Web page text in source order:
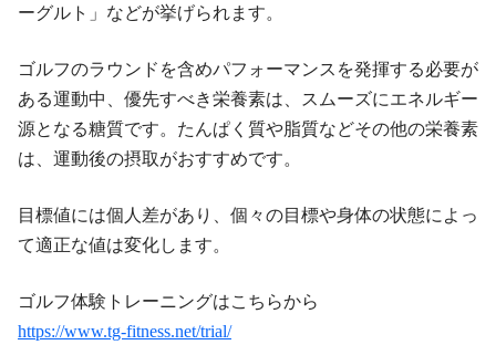
ーグルト」などが挙げられます。
ゴルフのラウンドを含めパフォーマンスを発揮する必要が
ある運動中、優先すべき栄養素は、スムーズにエネルギー
源となる糖質です。たんぱく質や脂質などその他の栄養素
は、運動後の摂取がおすすめです。
目標値には個人差があり、個々の目標や身体の状態によっ
て適正な値は変化します。
ゴルフ体験トレーニングはこちらから
https://www.tg-fitness.net/trial/